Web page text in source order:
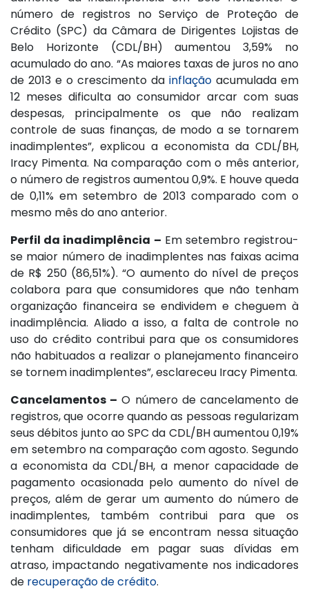
número de registros no Serviço de Proteção de
Crédito (SPC) da Câmara de Dirigentes Lojistas de
Belo Horizonte (CDL/BH) aumentou 3,59% no
acumulado do ano. “As maiores taxas de juros no ano
de 2013 e o crescimento da inflação acumulada em
12 meses dificulta ao consumidor arcar com suas
despesas, principalmente os que não realizam
controle de suas finanças, de modo a se tornarem
inadimplentes”, explicou a economista da CDL/BH,
Iracy Pimenta. Na comparação com o mês anterior,
o número de registros aumentou 0,9%. E houve queda
de 0,11% em setembro de 2013 comparado com o
mesmo mês do ano anterior.
Perfil da inadimplência – Em setembro registrou-
se maior número de inadimplentes nas faixas acima
de R$ 250 (86,51%). “O aumento do nível de preços
colabora para que consumidores que não tenham
organização financeira se endividem e cheguem à
inadimplência. Aliado a isso, a falta de controle no
uso do crédito contribui para que os consumidores
não habituados a realizar o planejamento financeiro
se tornem inadimplentes”, esclareceu Iracy Pimenta.
Cancelamentos – O número de cancelamento de
registros, que ocorre quando as pessoas regularizam
seus débitos junto ao SPC da CDL/BH aumentou 0,19%
em setembro na comparação com agosto. Segundo
a economista da CDL/BH, a menor capacidade de
pagamento ocasionada pelo aumento do nível de
preços, além de gerar um aumento do número de
inadimplentes, também contribui para que os
consumidores que já se encontram nessa situação
tenham dificuldade em pagar suas dívidas em
atraso, impactando negativamente nos indicadores
de recuperação de crédito.